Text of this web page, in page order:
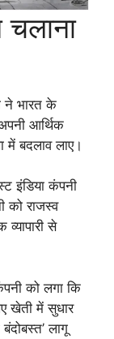
चलाना
ने भारत के
आर्थिक
में बदलाव लाए।
इंडिया कंपनी
को राजस्व
से
को लगा कि
खेती में सुधार
लागू